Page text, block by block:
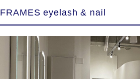
FRAMES eyelash & nail